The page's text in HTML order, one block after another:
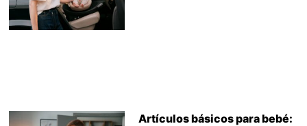
Artículos básicos para bebé: